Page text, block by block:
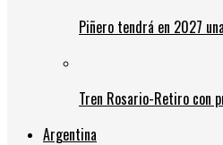
Piñero tendrá en 2027
Tren Rosario-Retiro con
Argentina